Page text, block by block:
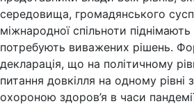
середовища, громадянського
міжнародної спільноти
потребують виважених рішень.
декларація, що на політичному
питання довкілля на одному рівні
охороною здоров’я в часи